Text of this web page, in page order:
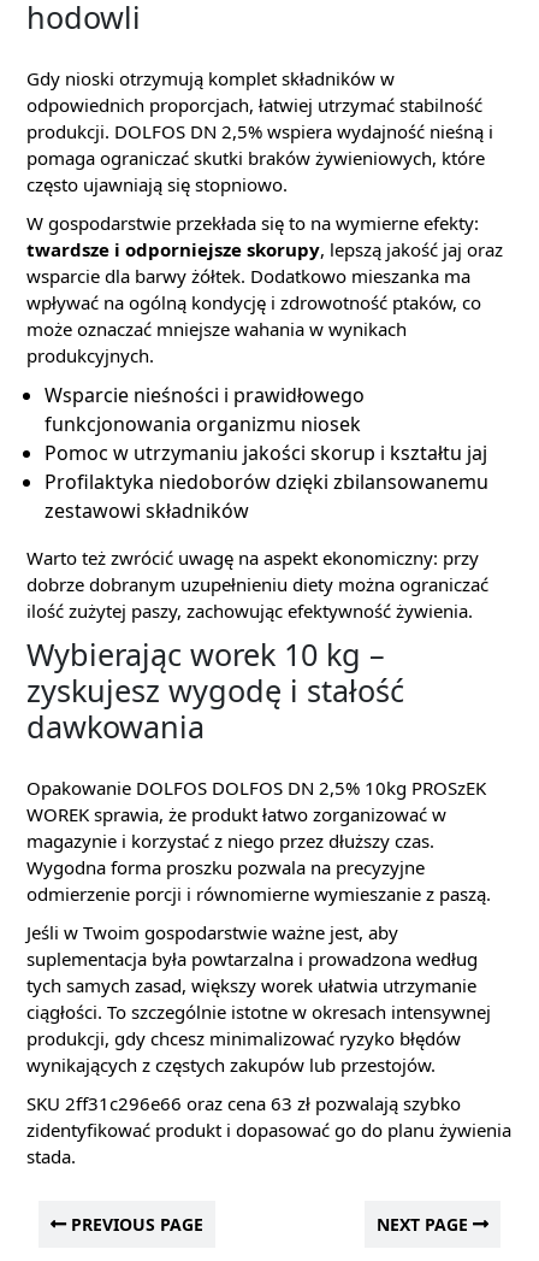
hodowli
Gdy nioski otrzymują komplet składników w
odpowiednich proporcjach, łatwiej utrzymać stabilność
produkcji. DOLFOS DN 2,5% wspiera wydajność nieśną i
pomaga ograniczać skutki braków żywieniowych, które
często ujawniają się stopniowo.
W gospodarstwie przekłada się to na wymierne efekty:
twardsze i odporniejsze skorupy, lepszą jakość jaj oraz
wsparcie dla barwy żółtek. Dodatkowo mieszanka ma
wpływać na ogólną kondycję i zdrowotność ptaków, co
może oznaczać mniejsze wahania w wynikach
produkcyjnych.
Wsparcie nieśności i prawidłowego
funkcjonowania organizmu niosek
Pomoc w utrzymaniu jakości skorup i kształtu jaj
Profilaktyka niedoborów dzięki zbilansowanemu
zestawowi składników
Warto też zwrócić uwagę na aspekt ekonomiczny: przy
dobrze dobranym uzupełnieniu diety można ograniczać
ilość zużytej paszy, zachowując efektywność żywienia.
Wybierając worek 10 kg –
zyskujesz wygodę i stałość
dawkowania
Opakowanie DOLFOS DOLFOS DN 2,5% 10kg PROSzEK
WOREK sprawia, że produkt łatwo zorganizować w
magazynie i korzystać z niego przez dłuższy czas.
Wygodna forma proszku pozwala na precyzyjne
odmierzenie porcji i równomierne wymieszanie z paszą.
Jeśli w Twoim gospodarstwie ważne jest, aby
suplementacja była powtarzalna i prowadzona według
tych samych zasad, większy worek ułatwia utrzymanie
ciągłości. To szczególnie istotne w okresach intensywnej
produkcji, gdy chcesz minimalizować ryzyko błędów
wynikających z częstych zakupów lub przestojów.
SKU 2ff31c296e66 oraz cena 63 zł pozwalają szybko
zidentyfikować produkt i dopasować go do planu żywienia
stada.
PREVIOUS PAGE NEXT PAGE